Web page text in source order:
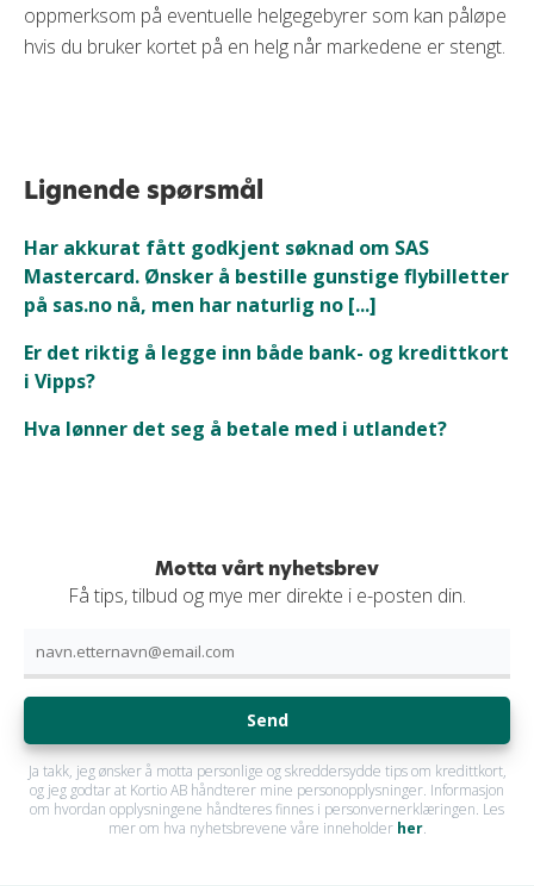
oppmerksom på eventuelle helgegebyrer som kan påløpe
hvis du bruker kortet på en helg når markedene er stengt.
Lignende spørsmål
Har akkurat fått godkjent søknad om SAS
Mastercard. Ønsker å bestille gunstige flybilletter
på sas.no nå, men har naturlig no [...]
Er det riktig å legge inn både bank- og kredittkort
i Vipps?
Hva lønner det seg å betale med i utlandet?
Motta vårt nyhetsbrev
Få tips, tilbud og mye mer direkte i e-posten din.
Send
Ja takk, jeg ønsker å motta personlige og skreddersydde tips om kredittkort,
og jeg godtar at Kortio AB håndterer mine personopplysninger. Informasjon
om hvordan opplysningene håndteres finnes i personvernerklæringen. Les
mer om hva nyhetsbrevene våre inneholder her.